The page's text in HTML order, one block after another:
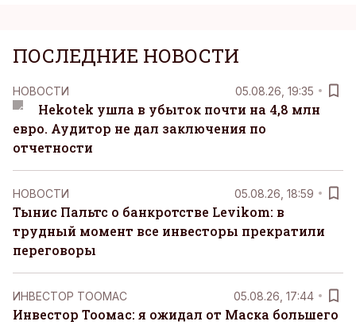
ПОСЛЕДНИЕ НОВОСТИ
НОВОСТИ 05.08.26, 19:35
Hekotek ушла в убыток почти на 4,8 млн
евро. Аудитор не дал заключения по
отчетности
НОВОСТИ 05.08.26, 18:59
Тынис Пальтс о банкротстве Levikom: в
трудный момент все инвесторы прекратили
переговоры
ИНВЕСТОР ТООМАС 05.08.26, 17:44
Инвестор Тоомас: я ожидал от Маска большего